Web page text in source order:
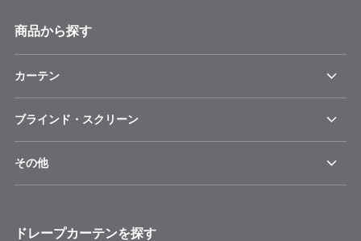
商品から探す
カーテン
ブラインド・スクリーン
その他
ドレープカーテンを探す